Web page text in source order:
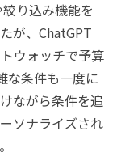
り込み機能を
が、ChatGPT
ウォッチで予算
な条件も一度に
ながら条件を追
ソナライズされ